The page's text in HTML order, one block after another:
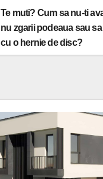
Te muti? Cum sa nu-ti
nu zgarii podeaua sau
cu o hernie de disc?